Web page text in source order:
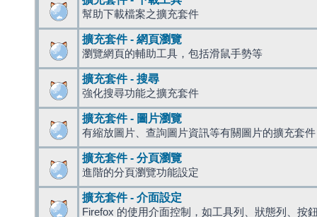
幫助下載檔案之擴充套件
擴充套件 - 網頁瀏覽
瀏覽網頁的輔助工具，包括滑鼠手勢等
擴充套件 - 搜尋
強化搜尋功能之擴充套件
擴充套件 - 圖片瀏覽
有縮放圖片、查詢圖片資訊等有關圖片的擴充套件
擴充套件 - 分頁瀏覽
進階的分頁瀏覽功能設定
擴充套件 - 介面設定
Firefox 的使用介面控制，如工具列、狀態列、按